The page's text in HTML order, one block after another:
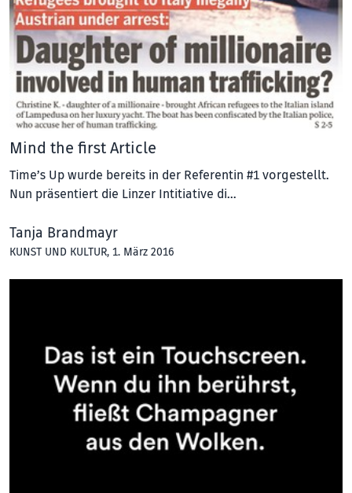
Mind the first Article
Time’s Up wurde bereits in der Referentin #1 vorgestellt.
Nun präsentiert die Linzer Intitiative di…
Tanja Brandmayr
KUNST UND KULTUR, 1. März 2016